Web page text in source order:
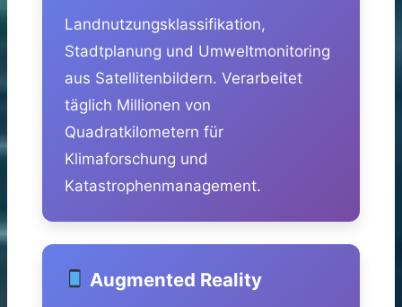
Landnutzungsklassifikation,
Stadtplanung und Umweltmonitoring
aus Satellitenbildern. Verarbeitet
täglich Millionen von
Quadratkilometern für
Klimaforschung und
Katastrophenmanagement.
Augmented Reality